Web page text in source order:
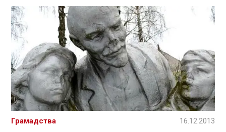
Грамадства 16.12.2013